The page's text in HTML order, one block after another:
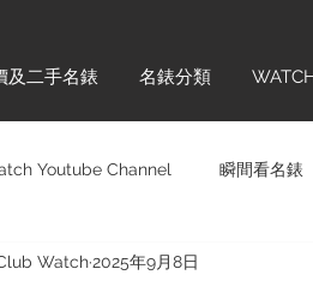
及二手名錶 名錶分類
Youtube Channel 瞬間看名錶
Tudor Panerai
Watch2025年9月8日